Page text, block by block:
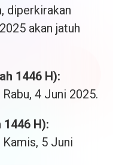
diperkirakan
akan jatuh
1446 H):
4 Juni 2025.
H):
5 Juni